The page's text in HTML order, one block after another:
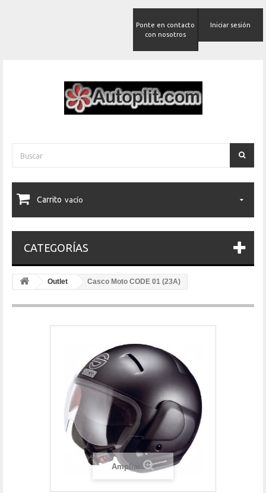
Iniciar sesión
Ponte en contacto
con nosotros
Carrito vacío
CATEGORÍAS
Outlet Casco Moto CODE 01 (23A)
Ampliar